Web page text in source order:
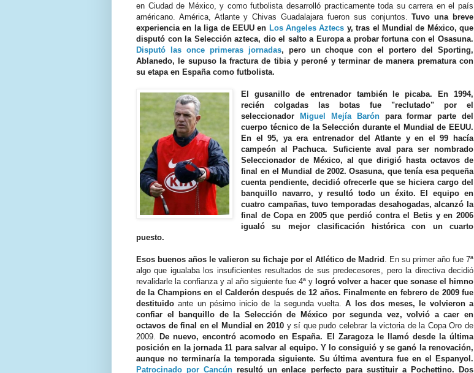
en Ciudad de México, y como futbolista desarrolló practicamente toda su carrera en el país
américano. América, Atlante y Chivas Guadalajara fueron sus conjuntos.Tuvo una breve
experiencia en la liga de EEUU en Los Angeles Aztecs y, tras el Mundial de México, que
disputó con la Selección azteca, dio el salto a Europa a probar fortuna con el Osasuna.
Disputó las once primeras jornadas, pero un choque con el portero del Sporting,
Ablanedo, le supuso la fractura de tibia y peroné y terminar de manera prematura con
su etapa en España como futbolista.
El gusanillo de entrenador también le picaba. En 1994,
recién colgadas las botas fue "reclutado" por el
seleccionadorMiguel Mejía Barónpara formar parte del
cuerpo técnico de la Selección durante el Mundial de EEUU.
En el 95, ya era entrenador del Atlante y en el 99 hacía
campeón al Pachuca. Suficiente aval para ser nombrado
Seleccionador de México, al que dirigió hasta octavos de
final en el Mundial de 2002. Osasuna, que tenía esa pequeña
cuenta pendiente, decidió ofrecerle que se hiciera cargo del
banquillo navarro, y resultó todo un éxito. El equipo en
cuatro campañas, tuvo temporadas desahogadas, alcanzó la
final de Copa en 2005 que perdió contra el Betis y en 2006
igualó su mejor clasificación histórica con un cuarto
puesto.
Esos buenos años le valieron su fichaje por el Atlético de Madrid . En su primer año fue 7ª
algo que igualaba los insuficientes resultados de sus predecesores, pero la directiva decidió
revalidarle la confianza y al año siguiente fue 4ª y logró volver a hacer que sonase el himno
de la Champions en el Calderón después de 12 años. Finalmente en febrero de 2009 fue
destituido ante un pésimo inicio de la segunda vuelta.A los dos meses, le volvieron a
confiar el banquillo de la Selección de México por segunda vez, volvió a caer en
octavos de final en el Mundial en 2010 y sí que pudo celebrar la victoria de la Copa Oro de
2009.De nuevo, encontró acomodo en España. El Zaragoza le llamó desde la última
posición en la jornada 11 para salvar al equipo. Y lo consiguió y se ganó la renovación,
aunque no terminaría la temporada siguiente. Su última aventura fue en el Espanyol.
Patrocinado por Cancún resultó un enlace perfecto para sustituir a Pochettino. Dos